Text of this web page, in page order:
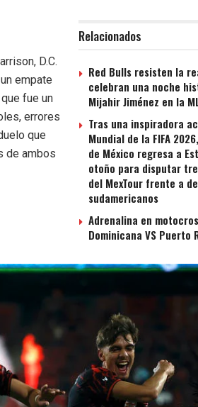
Relacionados
Red Bulls resisten la
celebran una noche
Mijahir Jiménez en la
Tras una inspiradora
Mundial de la FIFA
de México regresa a
otoño para disputar
del MexTour frente a
sudamericanos
Adrenalina en
Dominicana VS Puerto
D.C.
empate
fue un
errores
que
de ambos